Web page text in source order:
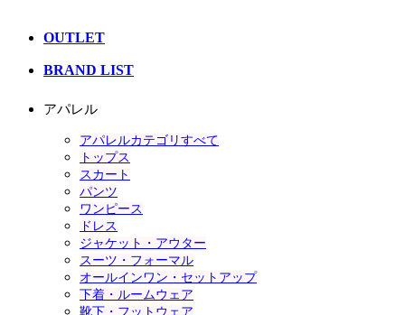
OUTLET
BRAND LIST
アパレル
アパレルカテゴリすべて
トップス
スカート
パンツ
ワンピース
ドレス
ジャケット・アウター
スーツ・フォーマル
オールインワン・セットアップ
下着・ルームウェア
靴下・フットウェア